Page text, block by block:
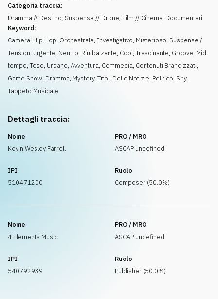
Categoria traccia:
Dramma // Destino, Suspense // Drone, Film // Cinema, Documentari
Keyword:
Camera, Hip Hop, Orchestrale, Investigativo, Misterioso, Suspense /
Tension, Urgente, Neutro, Rimbalzante, Cool, Trascinante, Groove, Mid-
tempo, Teso, Urbano, Avventura, Commedia, Contenuti Brandizzati,
Game Show, Dramma, Mystery, Titoli Delle Notizie, Politico, Spy,
Tappeto Musicale
Dettagli traccia:
Nome
Kevin Wesley Farrell
PRO / MRO
ASCAP undefined
IPI
510471200
Ruolo
Composer (50.0%)
Nome
4 Elements Music
PRO / MRO
ASCAP undefined
IPI
540792939
Ruolo
Publisher (50.0%)